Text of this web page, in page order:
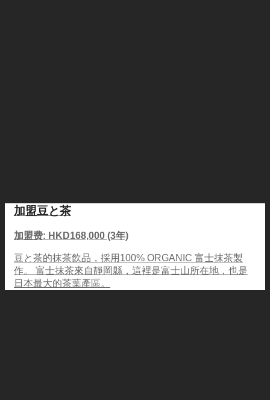
加盟豆と茶
加盟费: HKD168,000 (3年)
豆と茶的抹茶飲品，採用100% ORGANIC 富士抹茶製
作。 富士抹茶來自靜岡縣，這裡是富士山所在地，也是
日本最大的茶葉產區。